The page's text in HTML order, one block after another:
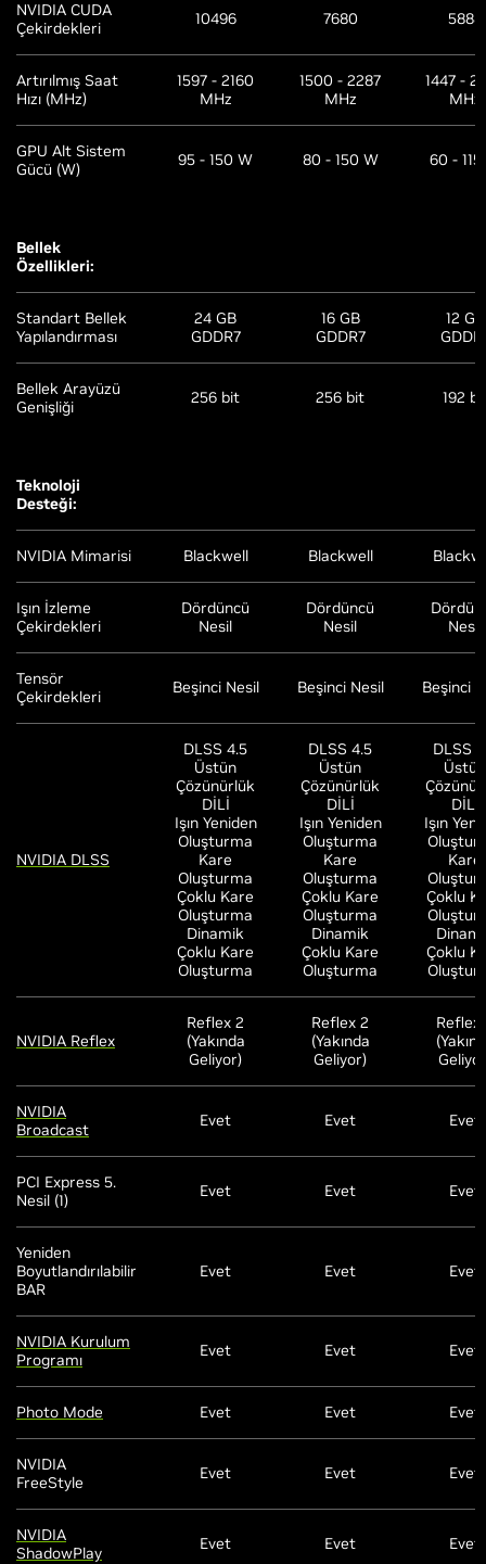
NVIDIA CUDA
Çekirdekleri
10496 7680 5888
Artırılmış Saat
Hızı (MHz)
1597 - 2160
MHz
1500 - 2287
MHz
1447 -
MHz
GPU Alt Sistem
Gücü (W)
95 - 150 W 80 - 150 W 60 -
Bellek
Özellikleri:
Standart Bellek
Yapılandırması
24 GB
GDDR7
16 GB
GDDR7
12 GB
Bellek Arayüzü
Genişliği
256 bit 256 bit 192
Teknoloji
Desteği:
NVIDIA Mimarisi Blackwell Blackwell
Işın İzleme
Çekirdekleri
Dördüncü
Nesil
Dördüncü
Nesil
Nesil
Tensör
Çekirdekleri
Beşinci Nesil Beşinci Nesil Beşinci
NVIDIA DLSS
DLSS 4.5
Üstün
Çözünürlük
DİLİ
Işın Yeniden
Oluşturma
Kare
Oluşturma
Çoklu Kare
Oluşturma
Dinamik
Çoklu Kare
Oluşturma
DLSS 4.5
Üstün
Çözünürlük
DİLİ
Işın Yeniden
Oluşturma
Kare
Oluşturma
Çoklu Kare
Oluşturma
Dinamik
Çoklu Kare
Oluşturma
DLSS
Üstün
DİLİ
Işın
Kare
Çoklu
Çoklu
NVIDIA Reflex
Reflex 2
(Yakında
Geliyor)
Reflex 2
(Yakında
Geliyor)
Reflex
NVIDIA
Broadcast
Evet Evet Evet
PCI Express 5.
Nesil (1)
Evet Evet Evet
Yeniden
Boyutlandırılabilir
BAR
Evet Evet Evet
NVIDIA Kurulum
Programı
Evet Evet Evet
Photo Mode Evet Evet Evet
NVIDIA
FreeStyle
Evet Evet Evet
NVIDIA
ShadowPlay
Evet Evet Evet